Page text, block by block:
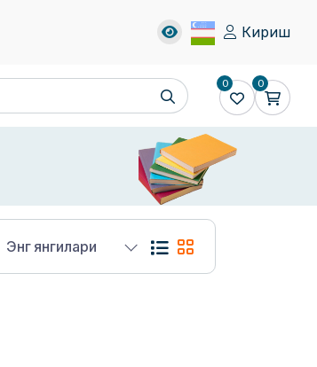
Кириш
0 0
Энг янгилари